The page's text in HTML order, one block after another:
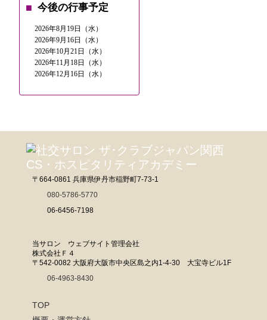
今後の行事予定
2026年8月19日（水）
2026年9月16日（水）
2026年10月21日（水）
2026年11月18日（水）
2026年12月16日（水）
〒664-0861 兵庫県伊丹市稲野町7-73-1
080-5786-5770
06-6456-7198
当サロン ウェブサイト管理会社
株式会社Ｆ４
〒542-0082 大阪府大阪市中央区島之内1-4-30 大宝寺ビル1F
06-4963-8430
TOP